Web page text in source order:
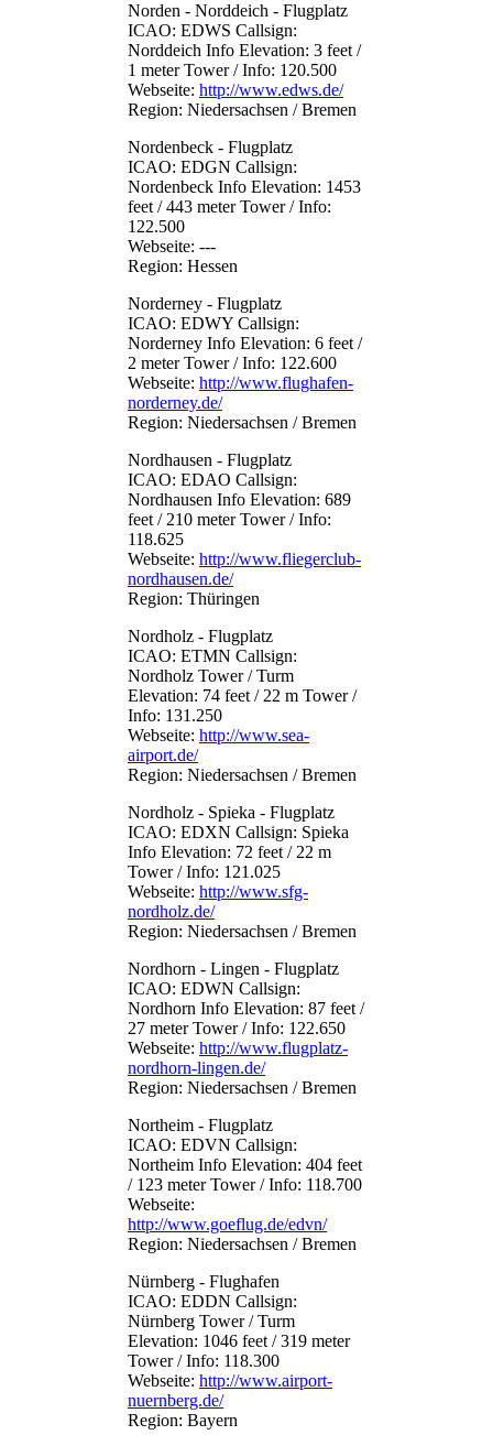
Norden - Norddeich - Flugplatz
ICAO: EDWS Callsign:
Norddeich Info Elevation: 3 feet /
1 meter Tower / Info: 120.500
Webseite: http://www.edws.de/
Region: Niedersachsen / Bremen
Nordenbeck - Flugplatz
ICAO: EDGN Callsign:
Nordenbeck Info Elevation: 1453
feet / 443 meter Tower / Info:
122.500
Webseite: ---
Region: Hessen
Norderney - Flugplatz
ICAO: EDWY Callsign:
Norderney Info Elevation: 6 feet /
2 meter Tower / Info: 122.600
Webseite: http://www.flughafen-
norderney.de/
Region: Niedersachsen / Bremen
Nordhausen - Flugplatz
ICAO: EDAO Callsign:
Nordhausen Info Elevation: 689
feet / 210 meter Tower / Info:
118.625
Webseite: http://www.fliegerclub-
nordhausen.de/
Region: Thüringen
Nordholz - Flugplatz
ICAO: ETMN Callsign:
Nordholz Tower / Turm
Elevation: 74 feet / 22 m Tower /
Info: 131.250
Webseite: http://www.sea-
airport.de/
Region: Niedersachsen / Bremen
Nordholz - Spieka - Flugplatz
ICAO: EDXN Callsign: Spieka
Info Elevation: 72 feet / 22 m
Tower / Info: 121.025
Webseite: http://www.sfg-
nordholz.de/
Region: Niedersachsen / Bremen
Nordhorn - Lingen - Flugplatz
ICAO: EDWN Callsign:
Nordhorn Info Elevation: 87 feet /
27 meter Tower / Info: 122.650
Webseite: http://www.flugplatz-
nordhorn-lingen.de/
Region: Niedersachsen / Bremen
Northeim - Flugplatz
ICAO: EDVN Callsign:
Northeim Info Elevation: 404 feet
/ 123 meter Tower / Info: 118.700
Webseite:
http://www.goeflug.de/edvn/
Region: Niedersachsen / Bremen
Nürnberg - Flughafen
ICAO: EDDN Callsign:
Nürnberg Tower / Turm
Elevation: 1046 feet / 319 meter
Tower / Info: 118.300
Webseite: http://www.airport-
nuernberg.de/
Region: Bayern